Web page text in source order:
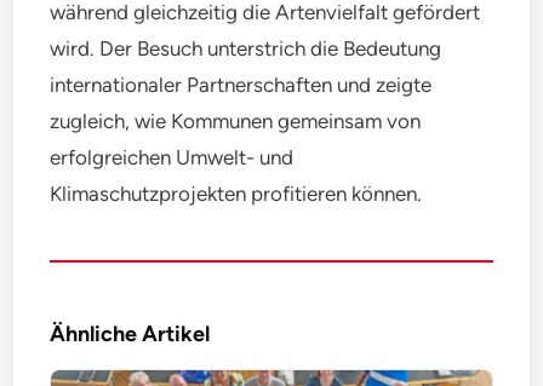
während gleichzeitig die Artenvielfalt gefördert
wird. Der Besuch unterstrich die Bedeutung
internationaler Partnerschaften und zeigte
zugleich, wie Kommunen gemeinsam von
erfolgreichen Umwelt- und
Klimaschutzprojekten profitieren können.
Ähnliche Artikel